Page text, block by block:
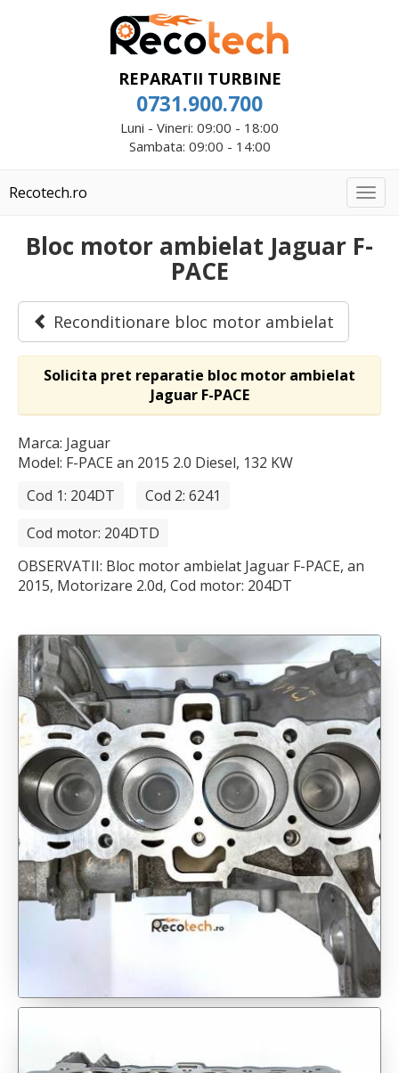
REPARATII TURBINE
0731.900.700
Luni - Vineri: 09:00 - 18:00
Sambata: 09:00 - 14:00
Recotech.ro
Bloc motor ambielat Jaguar F-
PACE
Reconditionare bloc motor ambielat
Solicita pret reparatie bloc motor ambielat
Jaguar F-PACE
Marca: Jaguar
Model: F-PACE an 2015 2.0 Diesel, 132 KW
Cod 1: 204DT
Cod 2: 6241
Cod motor: 204DTD
OBSERVATII: Bloc motor ambielat Jaguar F-PACE, an
2015, Motorizare 2.0d, Cod motor: 204DT